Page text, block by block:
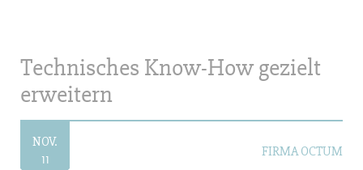
Technisches Know-How gezielt
erweitern
NOV.
11
FIRMA OCTUM